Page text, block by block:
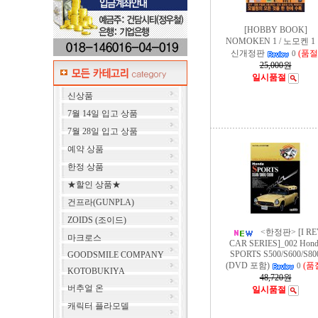
신상품
7월 14일 입고 상품
7월 28일 입고 상품
예약 상품
한정 상품
★할인 상품★
건프라(GUNPLA)
ZOIDS (조이드)
마크로스
GOODSMILE COMPANY
KOTOBUKIYA
버추얼 온
캐릭터 플라모델
[HOBBY BOOK]
NOMOKEN 1 / 노모켄 1
신개정판
0 (품
25,000원
일시품절
<한정판> [I
CAR SERIES]_002
SPORTS S500/S600/
(DVD 포함)
0 (품
48,720원
일시품절